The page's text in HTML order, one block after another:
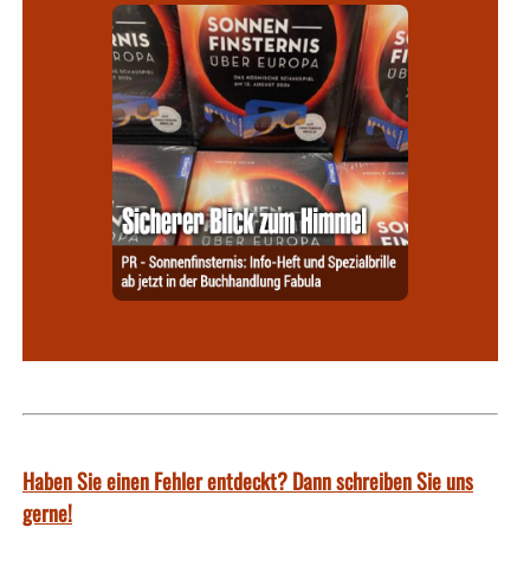
Haben Sie einen Fehler entdeckt? Dann schreiben Sie uns
gerne!